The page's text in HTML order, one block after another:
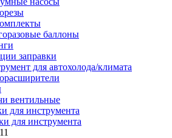
баллоны
заправки
для автохолода/климата
вентильные
для инструмента
для инструмента